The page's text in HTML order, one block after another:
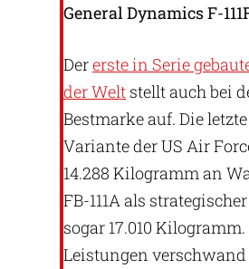
General Dynamics F-
Dererste in Serie
der Welt stellt auch bei
Bestmarke auf. Die
Variante der US Air
14.288 Kilogramm an
FB-111A als
sogar 17.010
Leistungen